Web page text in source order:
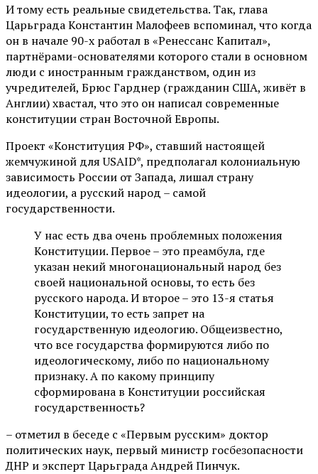
И тому есть реальные свидетельства. Так, глава
Царьграда Константин Малофеев вспоминал, что когда
он в начале 90-х работал в «Ренессанс Капитал»,
партнёрами-основателями которого стали в основном
люди с иностранным гражданством, один из
учредителей, Брюс Гарднер (гражданин США, живёт в
Англии) хвастал, что это он написал современные
конституции стран Восточной Европы.
Проект «Конституция РФ», ставший настоящей
жемчужиной для USAID*, предполагал колониальную
зависимость России от Запада, лишал страну
идеологии, а русский народ – самой
государственности.
У нас есть два очень проблемных положения
Конституции. Первое – это преамбула, где
указан некий многонациональный народ без
своей национальной основы, то есть без
русского народа. И второе – это 13-я статья
Конституции, то есть запрет на
государственную идеологию. Общеизвестно,
что все государства формируются либо по
идеологическому, либо по национальному
признаку. А по какому принципу
сформирована в Конституции российская
государственность?
– отметил в беседе с «Первым русским» доктор
политических наук, первый министр госбезопасности
ДНР и эксперт Царьграда Андрей Пинчук.